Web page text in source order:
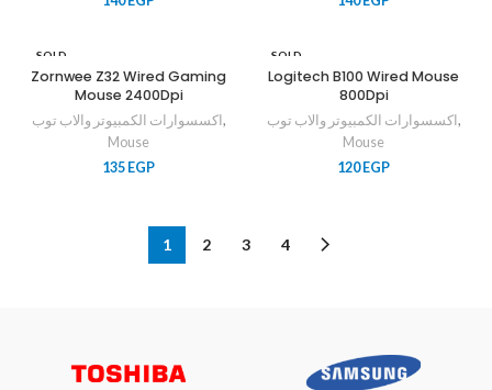
SOLD
OUT
Zornwee Z32 Wired Gaming
Mouse 2400Dpi
اكسسوارات الكمبيوتر والاب توب ,
Mouse
135 EGP
SOLD
OUT
Logitech B100 Wired Mouse
800Dpi
اكسسوارات الكمبيوتر والاب توب ,
Mouse
120 EGP
1 2 3 4